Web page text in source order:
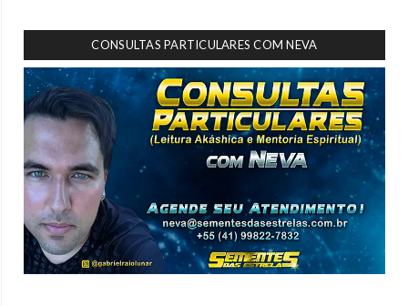
CONSULTAS PARTICULARES COM NEVA